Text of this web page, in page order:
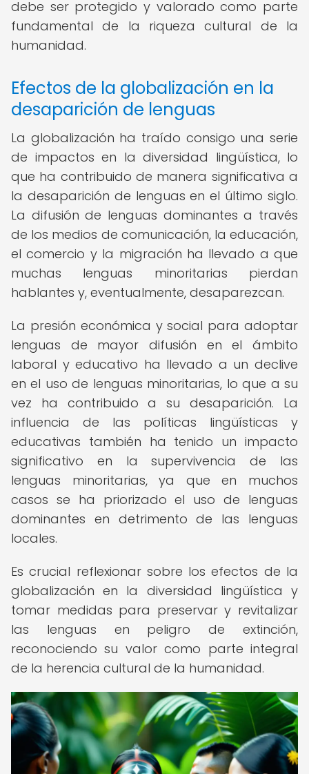
debe ser protegido y valorado como parte
fundamental de la riqueza cultural de la
humanidad.
Efectos de la globalización en la
desaparición de lenguas
La globalización ha traído consigo una serie
de impactos en la diversidad lingüística, lo
que ha contribuido de manera significativa a
la desaparición de lenguas en el último siglo.
La difusión de lenguas dominantes a través
de los medios de comunicación, la educación,
el comercio y la migración ha llevado a que
muchas lenguas minoritarias pierdan
hablantes y, eventualmente, desaparezcan.
La presión económica y social para adoptar
lenguas de mayor difusión en el ámbito
laboral y educativo ha llevado a un declive
en el uso de lenguas minoritarias, lo que a su
vez ha contribuido a su desaparición. La
influencia de las políticas lingüísticas y
educativas también ha tenido un impacto
significativo en la supervivencia de las
lenguas minoritarias, ya que en muchos
casos se ha priorizado el uso de lenguas
dominantes en detrimento de las lenguas
locales.
Es crucial reflexionar sobre los efectos de la
globalización en la diversidad lingüística y
tomar medidas para preservar y revitalizar
las lenguas en peligro de extinción,
reconociendo su valor como parte integral
de la herencia cultural de la humanidad.